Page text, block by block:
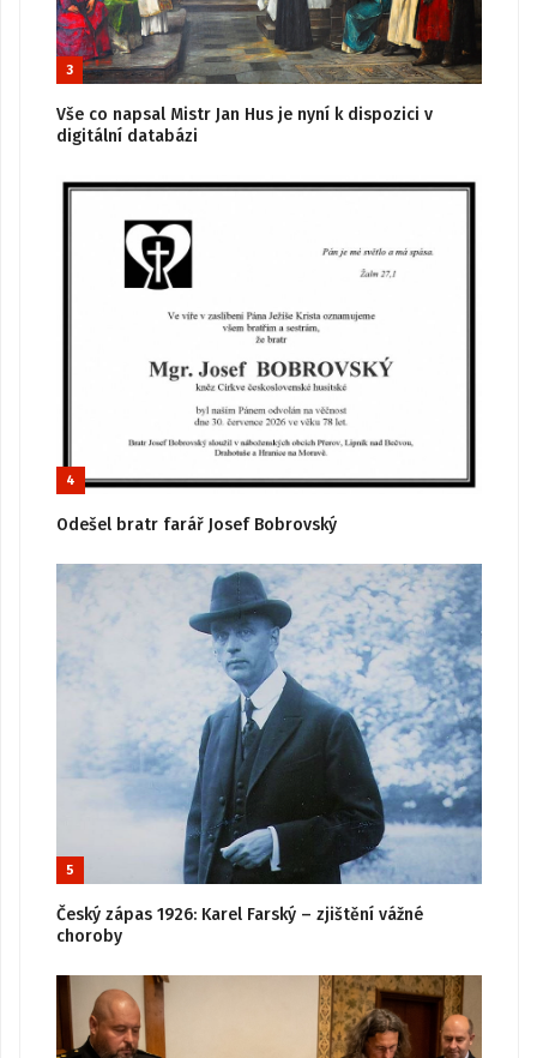
3
Vše co napsal Mistr Jan Hus je nyní k dispozici v
digitální databázi
4
Odešel bratr farář Josef Bobrovský
5
Český zápas 1926: Karel Farský – zjištění vážné
choroby